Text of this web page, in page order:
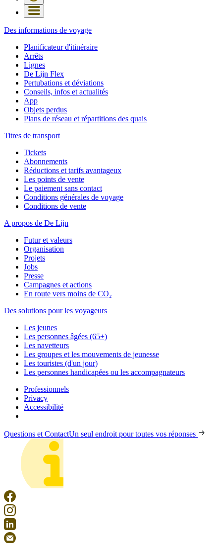
Des informations de voyage
Planificateur d'itinéraire
Arrêts
Lignes
De Lijn Flex
Pertubations et déviations
Conseils, infos et actualités
App
Objets perdus
Plans de réseau et répartitions des quais
Titres de transport
Tickets
Abonnements
Réductions et tarifs avantageux
Les points de vente
Le paiement sans contact
Conditions générales de voyage
Conditions de vente
A propos de De Lijn
Futur et valeurs
Organisation
Projets
Jobs
Presse
Campagnes et actions
En route vers moins de CO₂
Des solutions pour les voyageurs
Les jeunes
Les personnes âgées (65+)
Les navetteurs
Les groupes et les mouvements de jeunesse
Les touristes (d'un jour)
Les personnes handicapées ou les accompagnateurs
Professionnels
Privacy
Accessibilité
Questions et ContactUn seul endroit pour toutes vos réponses